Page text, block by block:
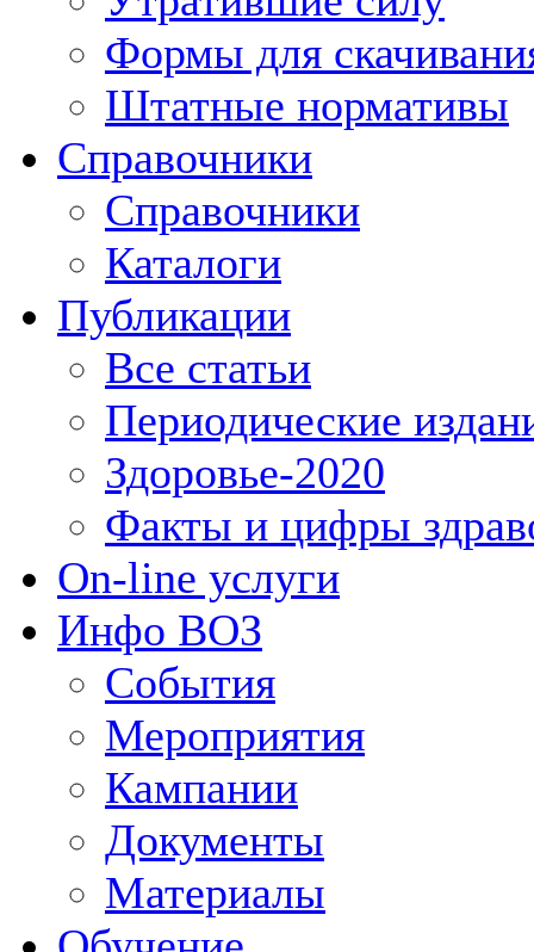
Формы для
Штатные нормативы
Справочники
Справочники
Каталоги
Публикации
Все статьи
Периодические
Здоровье-2020
Факты и цифры
On-line услуги
Инфо ВОЗ
События
Мероприятия
Кампании
Документы
Материалы